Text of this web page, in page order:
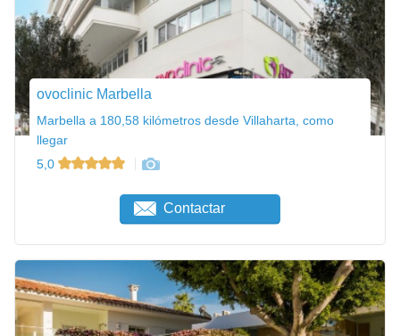
ovoclinic Marbella
Marbella a 180,58 kilómetros desde Villaharta, como
llegar
5,0
Contactar